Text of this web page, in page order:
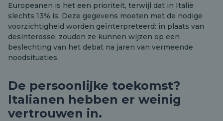
Europeanen is het een prioriteit, terwijl dat in Italië
slechts 13% is. Deze gegevens moeten met de nodige
voorzichtigheid worden geïnterpreteerd: in plaats van
desinteresse, zouden ze kunnen wijzen op een
beslechting van het debat na jaren van vermeende
noodsituaties.
De persoonlijke toekomst?
Italianen hebben er weinig
vertrouwen in.